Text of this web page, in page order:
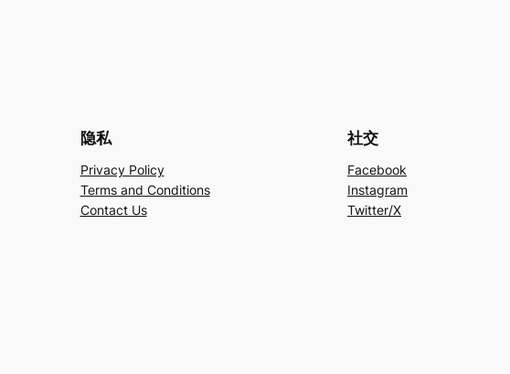
隐私
Privacy Policy
Terms and Conditions
Contact Us
社交
Facebook
Instagram
Twitter/X